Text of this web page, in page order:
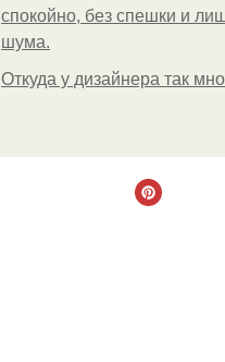
спокойно, без спешки и
шума.
Откуда у дизайнера так